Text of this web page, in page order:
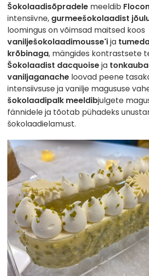
Šokolaadisõpradele meeldib
intensiivne, gurmeešokolaadist
loomingus on võimsad maitsed koos
vanilješokolaadimousse'ija
krõbinaga, mängides kontrastsete
Šokolaadist dacquoiseja
vaniljaganache loovad peene
intensiivsuse ja vanilje magususe
šokolaadipalk meeldibjulgete
fännidele ja tõotab pühadeks
šokolaadielamust.